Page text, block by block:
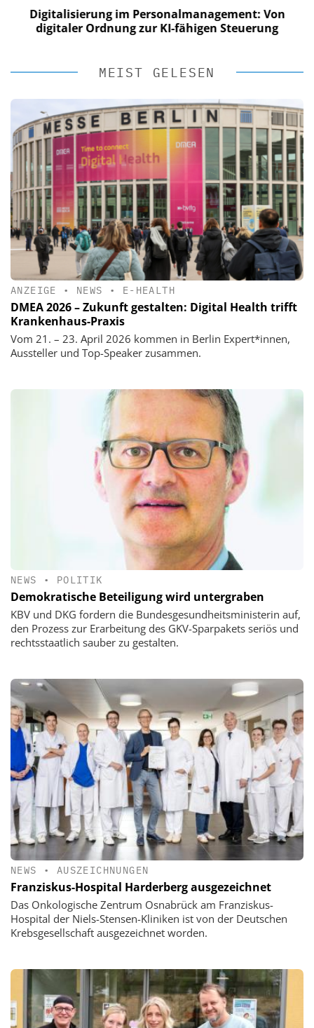
Digitalisierung im Personalmanagement: Von
digitaler Ordnung zur KI-fähigen Steuerung
MEIST GELESEN
ANZEIGE • NEWS • E-HEALTH
DMEA 2026 – Zukunft gestalten: Digital Health trifft
Krankenhaus-Praxis
Vom 21. – 23. April 2026 kommen in Berlin Expert*innen,
Aussteller und Top-Speaker zusammen.
NEWS • POLITIK
Demokratische Beteiligung wird untergraben
KBV und DKG fordern die Bundesgesundheitsministerin auf,
den Prozess zur Erarbeitung des GKV-Sparpakets seriös und
rechtsstaatlich sauber zu gestalten.
NEWS • AUSZEICHNUNGEN
Franziskus-Hospital Harderberg ausgezeichnet
Das Onkologische Zentrum Osnabrück am Franziskus-
Hospital der Niels-Stensen-Kliniken ist von der Deutschen
Krebsgesellschaft ausgezeichnet worden.